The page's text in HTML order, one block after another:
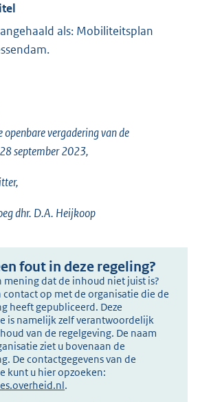
als: Mobiliteitsplan
openbare vergadering van de
september 2023,
dhr. D.A. Heijkoop
fout in deze regeling?
mening dat de inhoud niet juist is?
contact op met de organisatie die de
heeft gepubliceerd. Deze
is namelijk zelf verantwoordelijk
van de regelgeving. De naam
ziet u bovenaan de
De contactgegevens van de
kunt u hier opzoeken:
.